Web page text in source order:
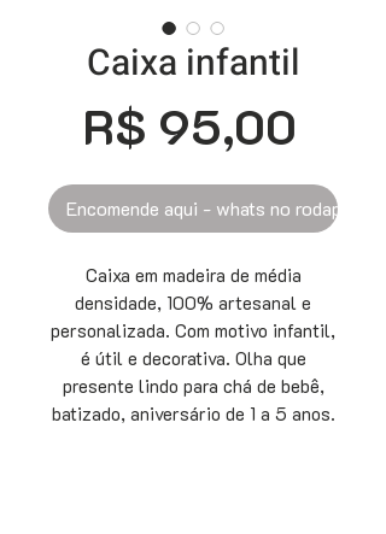
Caixa infantil
R$ 95,00
Encomende aqui - whats no rodapé
Caixa em madeira de média
densidade, 100% artesanal e
personalizada. Com motivo infantil,
é útil e decorativa. Olha que
presente lindo para chá de bebê,
batizado, aniversário de 1 a 5 anos.